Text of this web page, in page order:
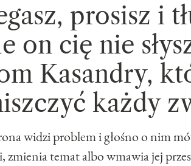
prosisz i
on cię nie
Kasandry,
każdy
widzi problem i głośno o nim
zmienia temat albo wmawia jej